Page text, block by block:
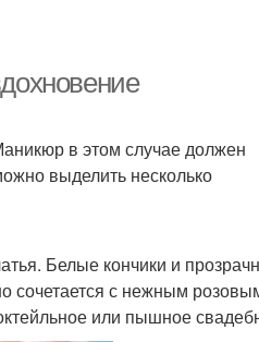
в этом случае должен
выделить несколько
Белые кончики и
сочетается с нежным
или пышное